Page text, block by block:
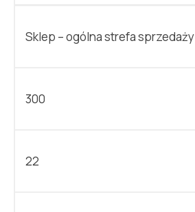
Sklep – ogólna strefa sprzedaży
300
22